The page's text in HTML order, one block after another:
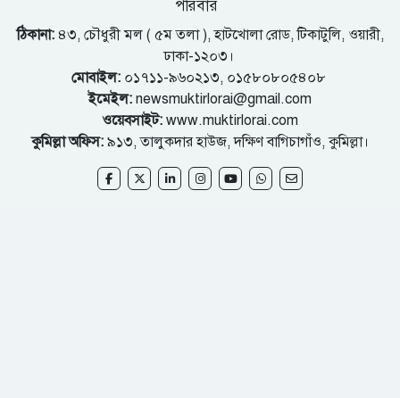
পরিবার
ঠিকানা:৪৩, চৌধুরী মল ( ৫ম তলা ), হাটখোলা রোড, টিকাটুলি, ওয়ারী,
ঢাকা-১২০৩।
মোবাইল:০১৭১১-৯৬০২১৩, ০১৫৮০৮০৫৪০৮
ইমেইল: newsmuktirlorai@gmail.com
ওয়েবসাইট: www.muktirlorai.com
কুমিল্লা অফিস: ৯১৩, তালুকদার হাউজ, দক্ষিণ বাগিচাগাঁও, কুমিল্লা।